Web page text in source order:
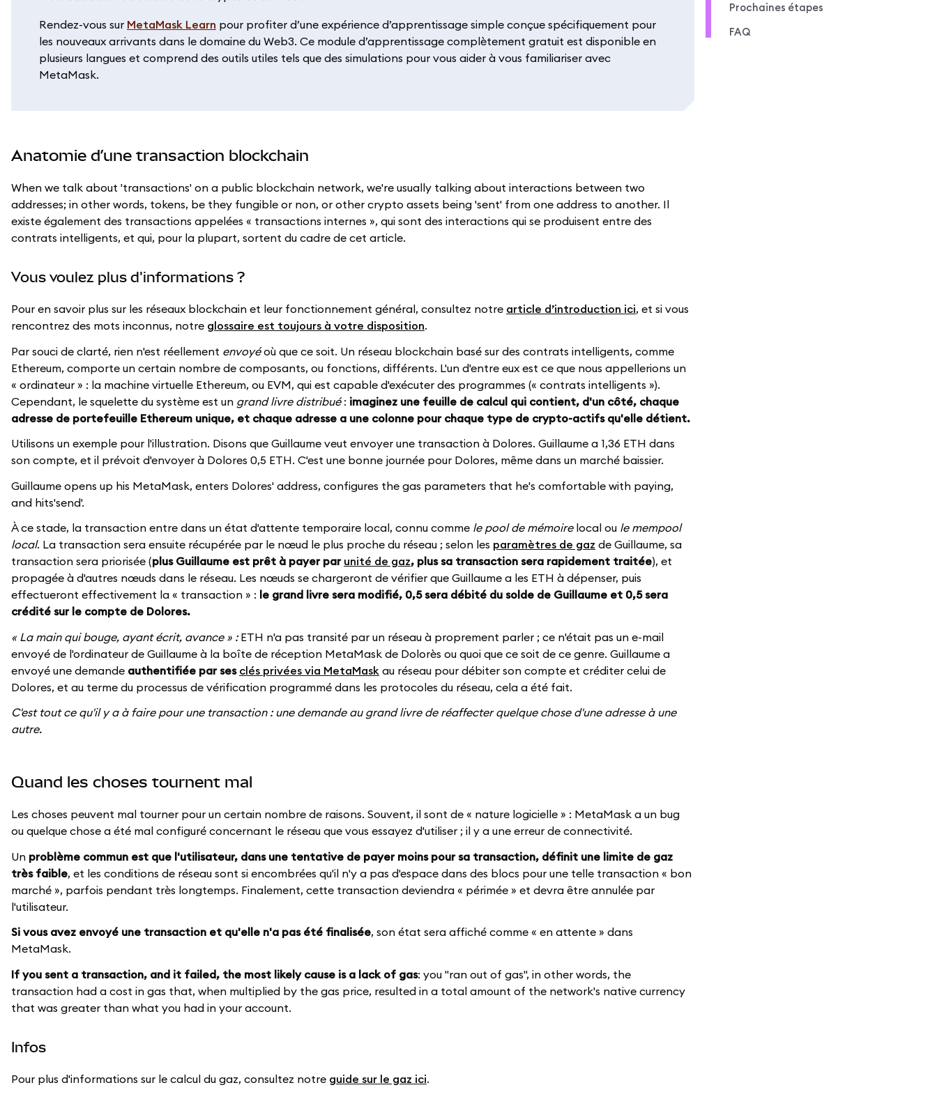
Rendez-vous sur MetaMask Learn pour profiter d’une expérience d’apprentissage simple conçue spécifiquement pour
les nouveaux arrivants dans le domaine du Web3. Ce module d’apprentissage complètement gratuit est disponible en
plusieurs langues et comprend des outils utiles tels que des simulations pour vous aider à vous familiariser avec
MetaMask.
Anatomie d’une transaction blockchain
When we talk about 'transactions' on a public blockchain network, we're usually talking about interactions between two
addresses; in other words, tokens, be they fungible or non, or other crypto assets being 'sent' from one address to another. Il
existe également des transactions appelées « transactions internes », qui sont des interactions qui se produisent entre des
contrats intelligents, et qui, pour la plupart, sortent du cadre de cet article.
Vous voulez plus d'informations ?
Pour en savoir plus sur les réseaux blockchain et leur fonctionnement général, consultez notre article d’introduction ici, et si vous
rencontrez des mots inconnus, notre glossaire est toujours à votre disposition.
Par souci de clarté, rien n'est réellement envoyéoù que ce soit. Un réseau blockchain basé sur des contrats intelligents, comme
Ethereum, comporte un certain nombre de composants, ou fonctions, différents. L'un d'entre eux est ce que nous appellerions un
« ordinateur » : la machine virtuelle Ethereum, ou EVM, qui est capable d'exécuter des programmes (« contrats intelligents »).
Cependant, le squelette du système est un grand livre distribué: imaginez une feuille de calcul qui contient, d'un côté, chaque
adresse de portefeuille Ethereum unique, et chaque adresse a une colonne pour chaque type de crypto-actifs qu'elle détient.
Utilisons un exemple pour l'illustration. Disons que Guillaume veut envoyer une transaction à Dolores. Guillaume a 1,36 ETH dans
son compte, et il prévoit d'envoyer à Dolores 0,5 ETH. C'est une bonne journée pour Dolores, même dans un marché baissier.
Guillaume opens up his MetaMask, enters Dolores' address, configures the gas parameters that he's comfortable with paying,
and hits'send'.
À ce stade, la transaction entre dans un état d'attente temporaire local, connu comme le pool de mémoirelocal ou le mempool
local. La transaction sera ensuite récupérée par le nœud le plus proche du réseau ; selon les paramètres de gaz de Guillaume, sa
transaction sera priorisée (plus Guillaume est prêt à payer par unité de gaz, plus sa transaction sera rapidement traitée), et
propagée à d'autres nœuds dans le réseau. Les nœuds se chargeront de vérifier que Guillaume a les ETH à dépenser, puis
effectueront effectivement la « transaction » : le grand livre sera modifié, 0,5 sera débité du solde de Guillaume et 0,5 sera
crédité sur le compte de Dolores.
« La main qui bouge, ayant écrit, avance » :ETH n'a pas transité par un réseau à proprement parler ; ce n'était pas un e-mail
envoyé de l'ordinateur de Guillaume à la boîte de réception MetaMask de Dolorès ou quoi que ce soit de ce genre. Guillaume a
envoyé une demande authentifiée par ses clés privées via MetaMask au réseau pour débiter son compte et créditer celui de
Dolores, et au terme du processus de vérification programmé dans les protocoles du réseau, cela a été fait.
C'est tout ce qu'il y a à faire pour une transaction : une demande au grand livre de réaffecter quelque chose d'une adresse à une
autre.
Quand les choses tournent mal
Les choses peuvent mal tourner pour un certain nombre de raisons. Souvent, il sont de « nature logicielle » : MetaMask a un bug
ou quelque chose a été mal configuré concernant le réseau que vous essayez d'utiliser ; il y a une erreur de connectivité.
Un problème commun est que l'utilisateur, dans une tentative de payer moins pour sa transaction, définit une limite de gaz
très faible, et les conditions de réseau sont si encombrées qu'il n'y a pas d'espace dans des blocs pour une telle transaction « bon
marché », parfois pendant très longtemps. Finalement, cette transaction deviendra « périmée » et devra être annulée par
l'utilisateur.
Si vous avez envoyé une transaction et qu'elle n'a pas été finalisée, son état sera affiché comme « en attente » dans
MetaMask.
If you sent a transaction, and it failed, the most likely cause is a lack of gas: you "ran out of gas", in other words, the
transaction had a cost in gas that, when multiplied by the gas price, resulted in a total amount of the network's native currency
that was greater than what you had in your account.
Infos
Pour plus d'informations sur le calcul du gaz, consultez notre guide sur le gaz ici.
Prochaines étapes
FAQ